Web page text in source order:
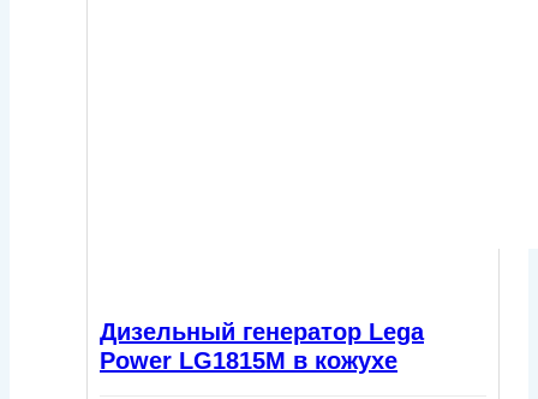
Дизельный генератор Lega
Power LG1815M в кожухе